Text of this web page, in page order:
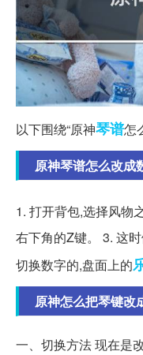
以下围绕“原神琴谱怎
原神琴谱怎么改成
1. 打开背包,选择风物
右下角的Z键。 3. 这
切换数字的,盘面上的
原神怎么把琴键改
一、切换方法 现在是